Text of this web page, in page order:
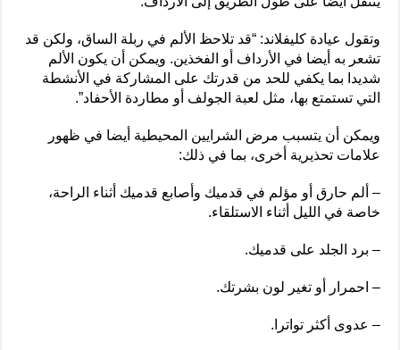
وتقول عيادة كليفلاند: “قد تلاحظ الألم في ربلة الساق، ولكن قد
تشعر به أيضا في الأرداف أو الفخذين. ويمكن أن يكون الألم
شديدا بما يكفي للحد من قدرتك على المشاركة في الأنشطة
التي تستمتع بها، مثل لعبة الجولف أو مطاردة الأحفاد”.
ويمكن أن يتسبب مرض الشرايين المحيطية أيضا في ظهور
علامات تحذيرية أخرى، بما في ذلك:
– ألم حارق أو مؤلم في قدميك وأصابع قدميك أثناء الراحة،
خاصة في الليل أثناء الاستلقاء.
– برد الجلد على قدميك.
– احمرار أو تغير لون بشرتك.
– عدوى أكثر تواترا.